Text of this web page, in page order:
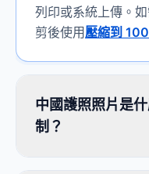
列印或系統上傳。
剪後使用壓縮到
中國護照照片是
制？